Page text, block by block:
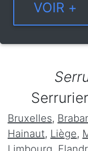
Bruxelles,
Hainaut, Liège,